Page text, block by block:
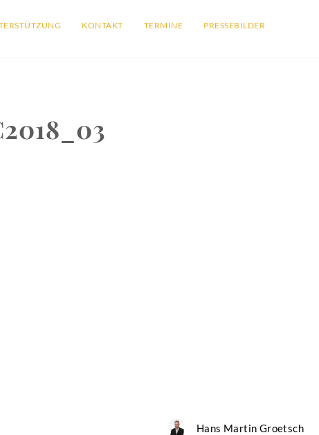
KONTAKT TERMINE PRESSEBILDER
Hans Martin Groetsch